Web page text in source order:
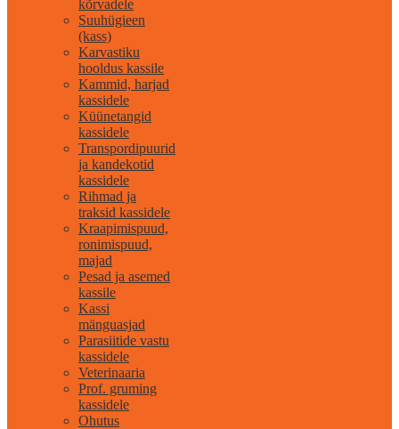
kõrvadele
Suuhügieen
(kass)
Karvastiku
hooldus kassile
Kammid, harjad
kassidele
Küünetangid
kassidele
Transpordipuurid
ja kandekotid
kassidele
Rihmad ja
traksid kassidele
Kraapimispuud,
ronimispuud,
majad
Pesad ja asemed
kassile
Kassi
mänguasjad
Parasiitide vastu
kassidele
Veterinaaria
Prof. gruming
kassidele
Ohutus